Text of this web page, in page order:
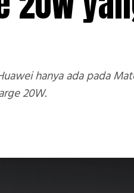
hanya ada pada
20W.